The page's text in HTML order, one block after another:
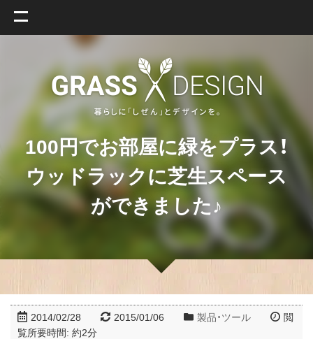
100円でお部屋に緑をプラス！
ウッドラックに芝生スペース
ができました♪
2014/02/28 2015/01/06 製品・ツール
閲
覧所要時間: 約2分